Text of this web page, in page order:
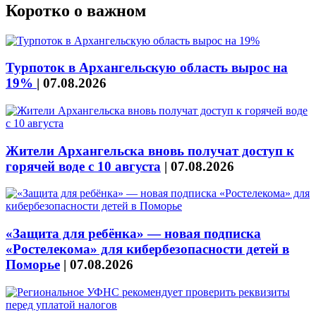
Коротко о важном
Турпоток в Архангельскую область вырос на
19% | 07.08.2026
Жители Архангельска вновь получат доступ к
горячей воде с 10 августа | 07.08.2026
«Защита для ребёнка» — новая подписка
«Ростелекома» для кибербезопасности детей в
Поморье | 07.08.2026